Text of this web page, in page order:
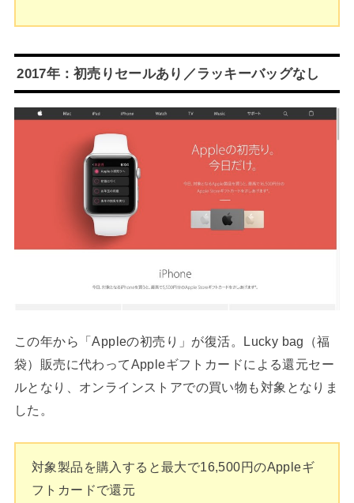
2017年：初売りセールあり／ラッキーバッグなし
この年から「Appleの初売り」が復活。Lucky bag（福
袋）販売に代わってAppleギフトカードによる還元セー
ルとなり、オンラインストアでの買い物も対象となりま
した。
対象製品を購入すると最大で16,500円のAppleギ
フトカードで還元